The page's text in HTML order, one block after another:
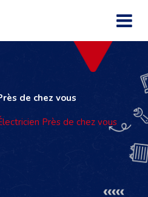
de chez vous
Près de chez vous